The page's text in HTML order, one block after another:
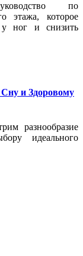
по
этажа, которое
у ног и снизить
и Здоровому
разнообразие
идеального